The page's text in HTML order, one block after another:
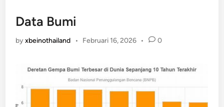
Data Bumi
byxbeinothailand • Februari 16, 2026 • 0